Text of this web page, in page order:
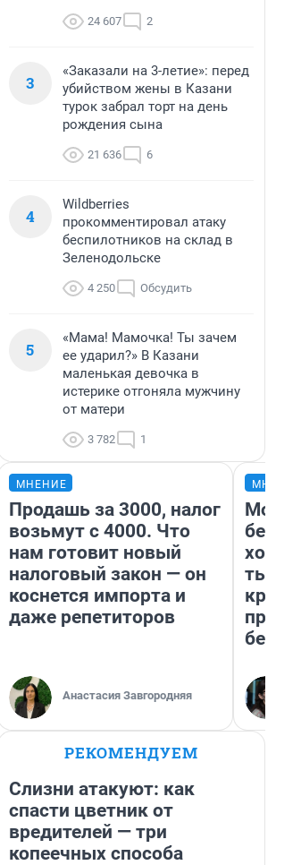
24 607 2
3
«Заказали на 3-летие»: перед
убийством жены в Казани
турок забрал торт на день
рождения сына
21 636 6
4
Wildberries
прокомментировал атаку
беспилотников на склад в
Зеленодольске
4 250 Обсудить
5
«Мама! Мамочка! Ты зачем
ее ударил?» В Казани
маленькая девочка в
истерике отгоняла мужчину
от матери
3 782 1
МНЕНИЕ
Продашь за 3000, налог
возьмут с 4000. Что
нам готовит новый
налоговый закон — он
коснется импорта и
даже репетиторов
Анастасия Завгородняя
Мой
РЕКОМЕНДУЕМ
Слизни атакуют: как
спасти цветник от
вредителей — три
копеечных способа